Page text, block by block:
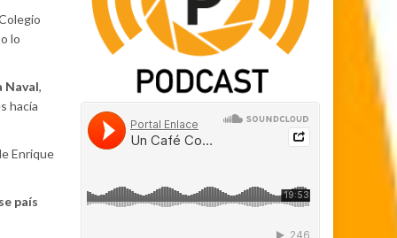
lo
Naval,
hacía
Enrique
país